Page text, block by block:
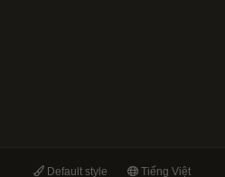
Default style Tiếng Việt